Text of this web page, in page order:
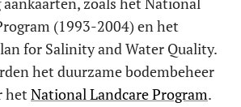
(1993-2004) en het
for Salinity and Water Quality.
het duurzame bodembeheer
het National Landcare Program.